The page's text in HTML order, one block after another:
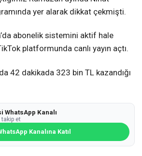
yer alarak dikkat çekmişti.
abonelik sistemini aktif hale
platformunda canlı yayın açtı.
42 dakikada 323 bin TL kazandığı
WhatsApp Kanalı
takip et
Kanalına Katıl